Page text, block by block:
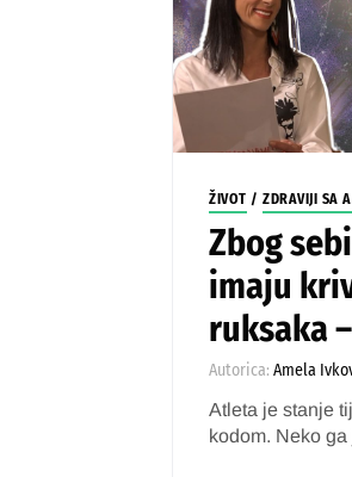
ŽIVOT /ZDRAVIJI SA
Zbog
imaju
ruksaka
Autorica:Amela
Atleta je stanje
kodom. Neko